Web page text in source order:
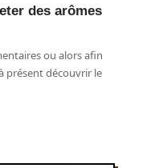
des arômes
ou alors afin
présent découvrir le